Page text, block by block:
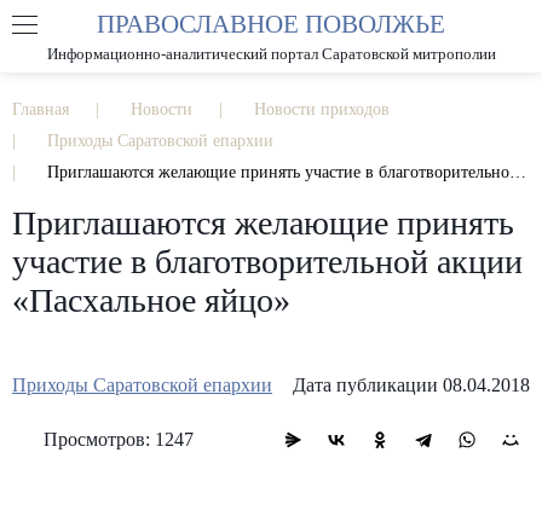
РАЗМЕР ШРИФТА А А
ПРАВОСЛАВНОЕ ПОВОЛЖЬЕ
Информационно-аналитический портал Саратовской митрополии
Главная Новости
Новости приходов
Приходы Саратовской епархии
Приглашаются желающие принять участие в благотворительной акции «Пасхальное яйцо»
Приглашаются желающие принять
участие в благотворительной акции
«Пасхальное яйцо»
Приходы Саратовской епархии Дата публикации 08.04.2018
Просмотров: 1247